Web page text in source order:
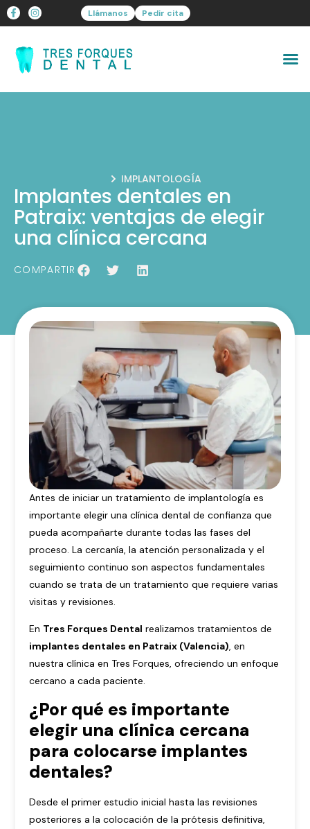
Llámanos Pedir cita
IMPLANTOLOGÍA
Implantes dentales en
Patraix: ventajas de elegir
una clínica cercana
COMPARTIR
Antes de iniciar un tratamiento de implantología es
importante elegir una clínica dental de confianza que
pueda acompañarte durante todas las fases del
proceso. La cercanía, la atención personalizada y el
seguimiento continuo son aspectos fundamentales
cuando se trata de un tratamiento que requiere varias
visitas y revisiones.
En Tres Forques Dental realizamos tratamientos de
implantes dentales en Patraix (Valencia), en
nuestra clínica en Tres Forques, ofreciendo un enfoque
cercano a cada paciente.
¿Por qué es importante
elegir una clínica cercana
para colocarse implantes
dentales?
Desde el primer estudio inicial hasta las revisiones
posteriores a la colocación de la prótesis definitiva,